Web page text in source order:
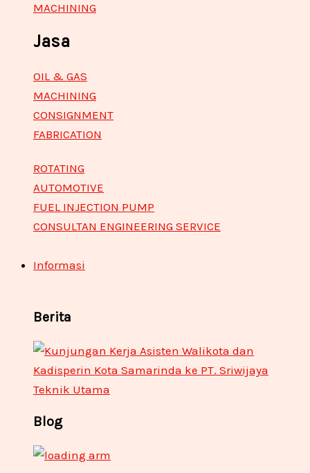
MACHINING
Jasa
OIL & GAS
MACHINING
CONSIGNMENT
FABRICATION
ROTATING
AUTOMOTIVE
FUEL INJECTION PUMP
CONSULTAN ENGINEERING SERVICE
Informasi
Berita
Blog